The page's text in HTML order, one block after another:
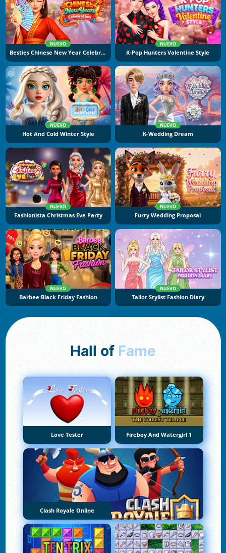
NUEVO
Besties Chinese New Year Celebration
NUEVO
K-Pop Hunters Valentine Style
NUEVO
Hot And Cold Winter Style
NUEVO
K-Wedding Dream
NUEVO
Fashionista Christmas Eve Party
NUEVO
Furry Wedding Proposal
NUEVO
Barbee Black Friday Fashion
NUEVO
Tailor Stylist Fashion Diary
Hall of Fame
Love Tester Fireboy And Watergirl 1
Clash Royale Online